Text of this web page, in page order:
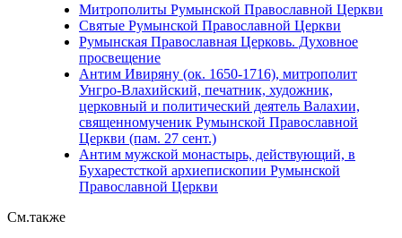
Митрополиты Румынской Православной Церкви
Святые Румынской Православной Церкви
Румынская Православная Церковь. Духовное
просвещение
Антим Ивиряну (ок. 1650-1716), митрополит
Унгро-Влахийский, печатник, художник,
церковный и политический деятель Валахии,
священномученик Румынской Православной
Церкви (пам. 27 сент.)
Антим мужской монастырь, действующий, в
Бухарестсткой архиепископии Румынской
Православной Церкви
См.также